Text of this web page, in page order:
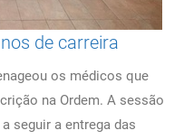
de carreira
os médicos que
na Ordem. A sessão
seguir a entrega das